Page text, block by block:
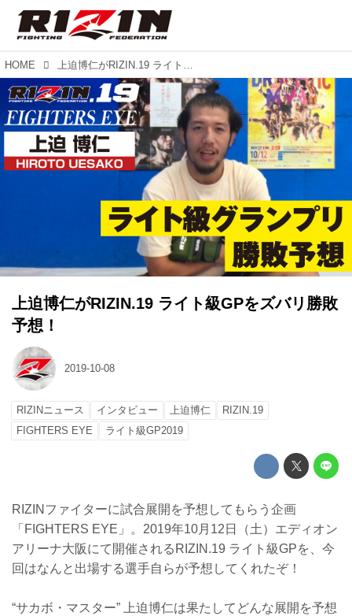
HOME 上迫博仁がRIZIN.19 ライト級GPをズバリ勝敗予想！
上迫博仁がRIZIN.19 ライト級GPをズバリ勝敗
予想！
2019-10-08
RIZINニュース インタビュー 上迫博仁
RIZIN.19
FIGHTERS EYE
ライト級GP2019
RIZINファイターに試合展開を予想してもらう企画
「FIGHTERS EYE」。2019年10月12日（土）エディオン
アリーナ大阪にて開催されるRIZIN.19 ライト級GPを、今
回はなんと出場する選手自らが予想してくれたぞ！
“サカボ・マスター” 上迫博仁は果たしてどんな展開を予想